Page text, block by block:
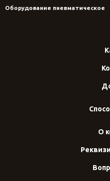
Оборудование пневматическое
О